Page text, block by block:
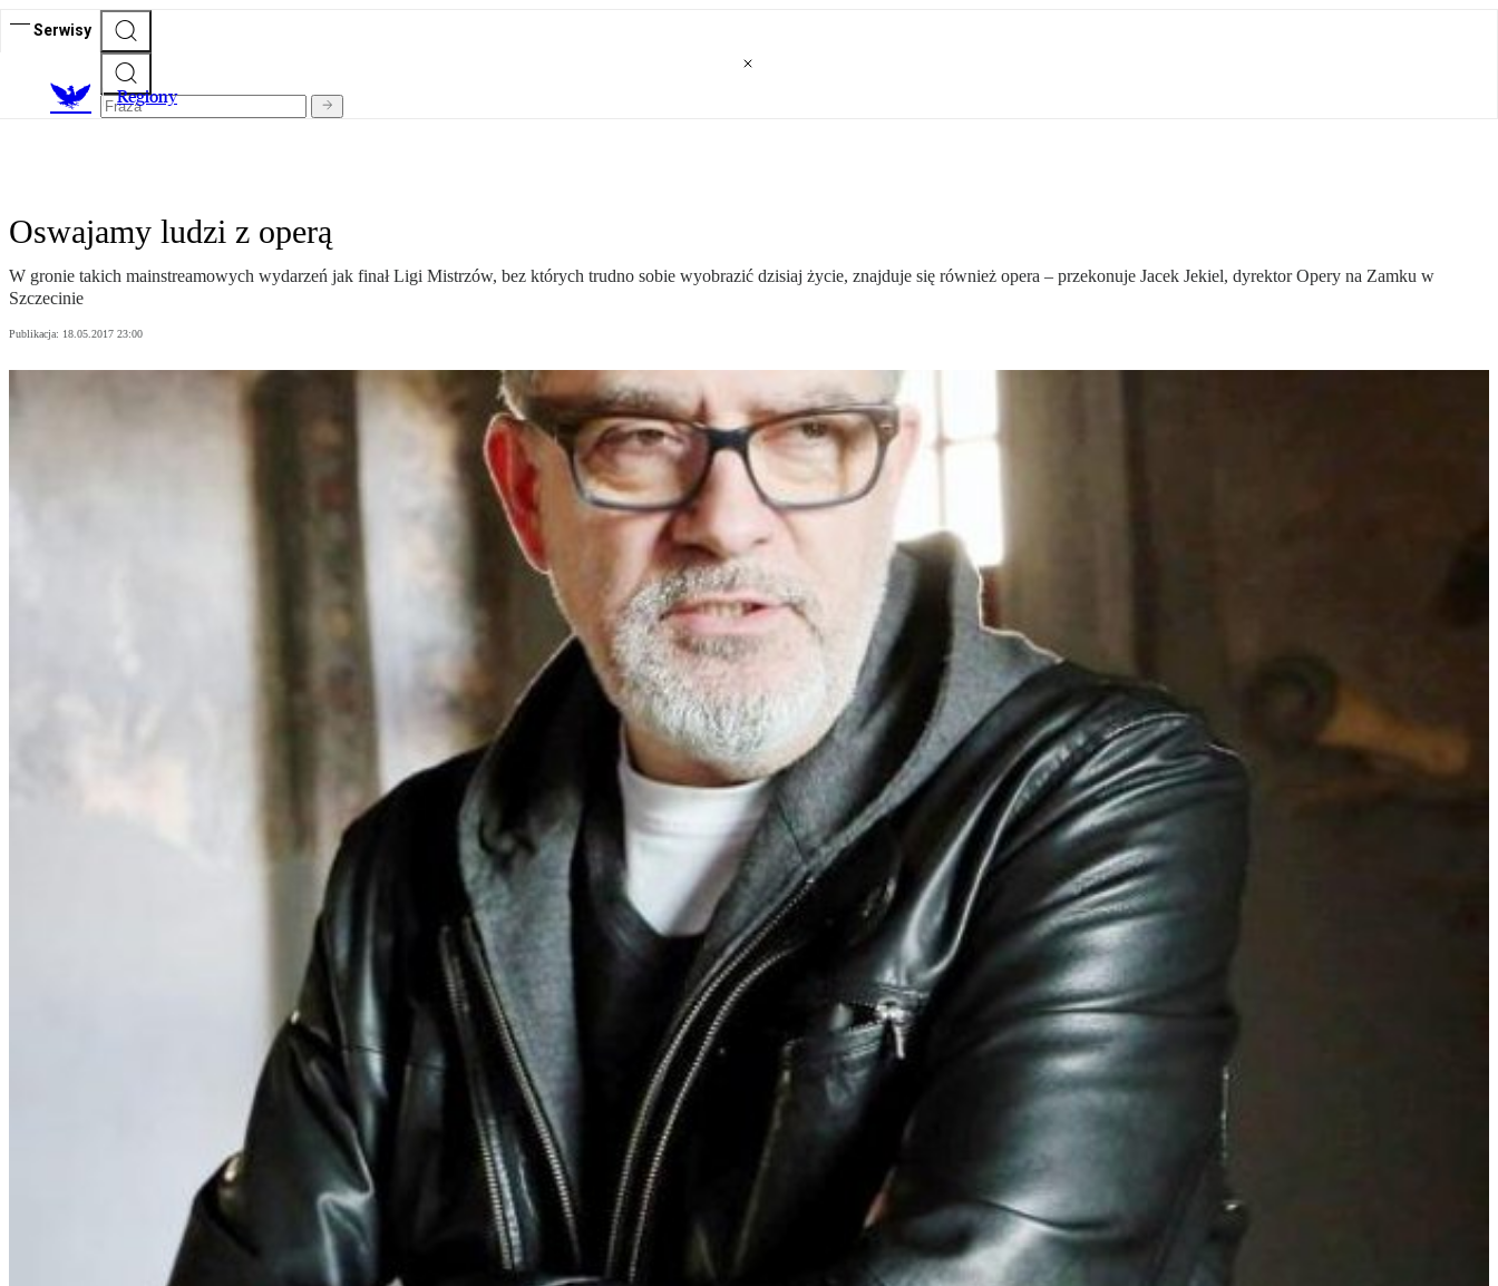
Serwisy
Regiony
Oswajamy ludzi z operą
W gronie takich mainstreamowych wydarzeń jak finał Ligi Mistrzów, bez których trudno sobie wyobrazić dzisiaj życie, znajduje się również opera – przekonuje Jacek Jekiel, dyrektor Opery na Zamku w
Szczecinie
Publikacja: 18.05.2017 23:00